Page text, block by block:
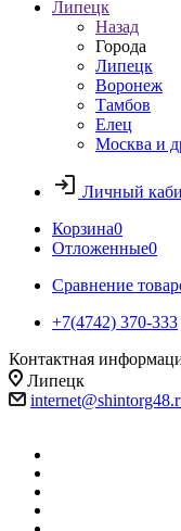
Липецк
Назад
Города
Липецк
Воронеж
Тамбов
Елец
Москва и
Личный
Корзина0
Отложенные0
Сравнение
+7(4742) 370-333
Контактная
Липецк